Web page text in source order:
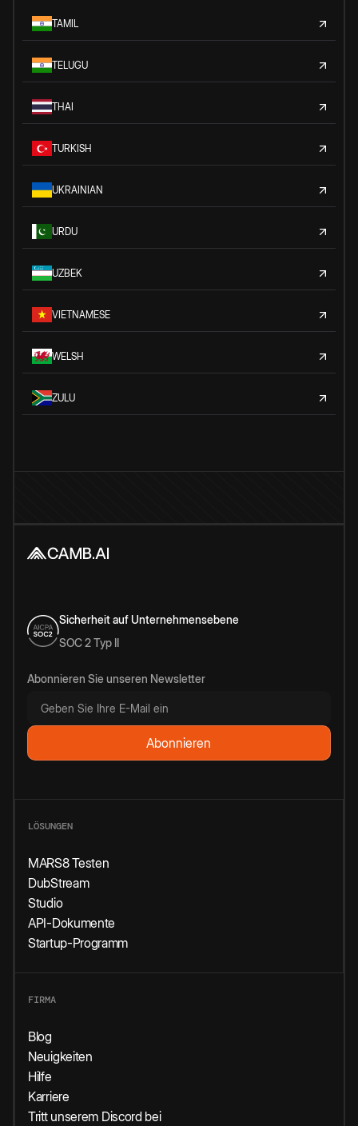
TAMIL
TELUGU
THAI
TURKISH
UKRAINIAN
URDU
UZBEK
VIETNAMESE
WELSH
ZULU
Sicherheit auf Unternehmensebene
SOC 2 Typ II
Abonnieren Sie unseren Newsletter
LÖSUNGEN
MARS8 Testen
DubStream
Studio
API-Dokumente
Startup-Programm
FIRMA
Blog
Neuigkeiten
Hilfe
Karriere
Tritt unserem Discord bei